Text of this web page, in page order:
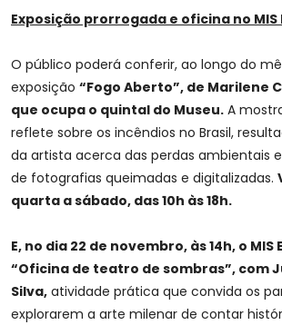
Exposição prorrogada e oficina no MIS
O público poderá conferir, ao longo do
exposição “Fogo Aberto”, de Marilene
que ocupa o quintal do Museu. A
reflete sobre os incêndios no Brasil,
da artista acerca das perdas ambientais
de fotografias queimadas e digitalizadas.
quarta a sábado, das 10h às 18h.
E, no dia 22 de novembro, às 14h, o MIS
“Oficina de teatro de sombras”, com
Silva, atividade prática que convida os
explorarem a arte milenar de contar